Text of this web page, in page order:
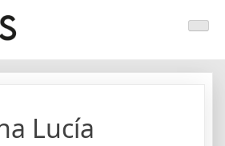
en Latinoamérica y el caribe
Lucía